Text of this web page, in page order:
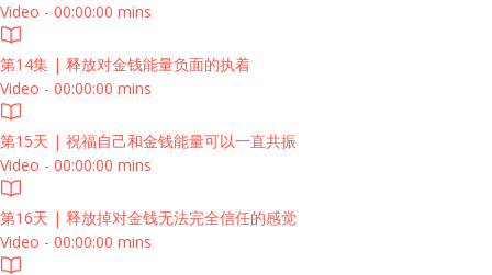
Video - 00:00:00 mins
第14集 | 释放对金钱能量负面的执着
Video - 00:00:00 mins
第15天 | 祝福自己和金钱能量可以一直共振
Video - 00:00:00 mins
第16天 | 释放掉对金钱无法完全信任的感觉
Video - 00:00:00 mins